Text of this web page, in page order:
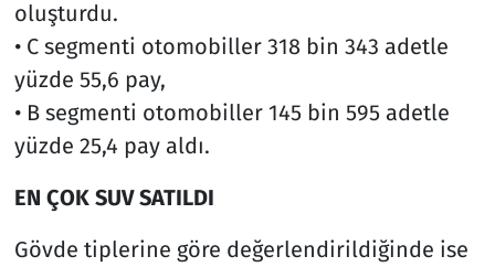
oluşturdu.
• C segmenti otomobiller 318 bin 343 adetle
yüzde 55,6 pay,
• B segmenti otomobiller 145 bin 595 adetle
yüzde 25,4 pay aldı.
EN ÇOK SUV SATILDI
Gövde tiplerine göre değerlendirildiğinde ise